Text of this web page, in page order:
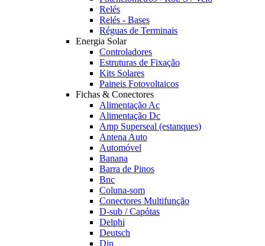
Relés
Relés - Bases
Réguas de Terminais
Energia Solar
Controladores
Estruturas de Fixação
Kits Solares
Paineis Fotovoltaicos
Fichas & Conectores
Alimentação Ac
Alimentação Dc
Amp Superseal (estanques)
Antena Auto
Automóvel
Banana
Barra de Pinos
Bnc
Coluna-som
Conectores Multifunção
D-sub / Capótas
Delphi
Deutsch
Din